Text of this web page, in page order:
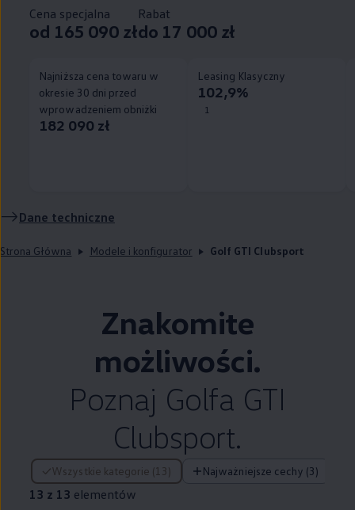
Cena specjalna
od 165 090 zł
Rabat
do 17 000 zł
Najniższa cena towaru w
okresie 30 dni przed
wprowadzeniem obniżki
182 090 zł
Leasing Klasyczny
102,9%
1
Dane techniczne
Strona Główna Modele i konfigurator Golf GTI Clubsport
Znakomite
możliwości.
Poznaj Golfa GTI
Clubsport.
Wszystkie kategorie (13) Najważniejsze cechy (3)
13 z 13 elementów
13 z 13 elementów